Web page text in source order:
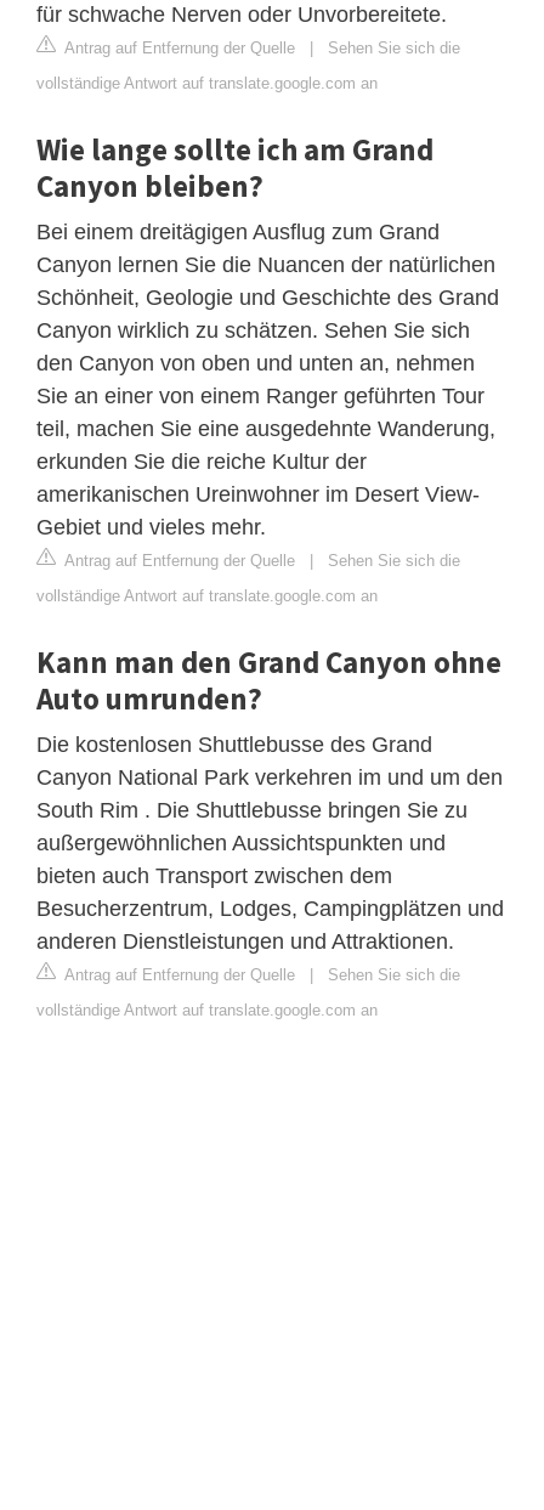
für schwache Nerven oder Unvorbereitete.
Antrag auf Entfernung der Quelle | Sehen Sie sich die
vollständige Antwort auf translate.google.com an
Wie lange sollte ich am Grand
Canyon bleiben?
Bei einem dreitägigen Ausflug zum Grand
Canyon lernen Sie die Nuancen der natürlichen
Schönheit, Geologie und Geschichte des Grand
Canyon wirklich zu schätzen. Sehen Sie sich
den Canyon von oben und unten an, nehmen
Sie an einer von einem Ranger geführten Tour
teil, machen Sie eine ausgedehnte Wanderung,
erkunden Sie die reiche Kultur der
amerikanischen Ureinwohner im Desert View-
Gebiet und vieles mehr.
Antrag auf Entfernung der Quelle | Sehen Sie sich die
vollständige Antwort auf translate.google.com an
Kann man den Grand Canyon ohne
Auto umrunden?
Die kostenlosen Shuttlebusse des Grand
Canyon National Park verkehren im und um den
South Rim . Die Shuttlebusse bringen Sie zu
außergewöhnlichen Aussichtspunkten und
bieten auch Transport zwischen dem
Besucherzentrum, Lodges, Campingplätzen und
anderen Dienstleistungen und Attraktionen.
Antrag auf Entfernung der Quelle | Sehen Sie sich die
vollständige Antwort auf translate.google.com an